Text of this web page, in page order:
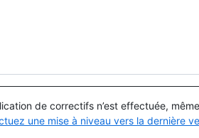
de correctifs n’est effectuée,
une mise à niveau vers la dernière